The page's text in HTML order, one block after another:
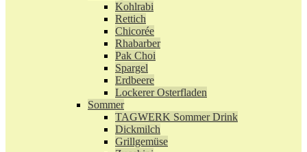
Kohlrabi
Rettich
Chicorée
Rhabarber
Pak Choi
Spargel
Erdbeere
Lockerer Osterfladen
Sommer
TAGWERK Sommer Drink
Dickmilch
Grillgemüse